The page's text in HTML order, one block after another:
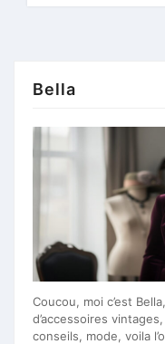
Bella
Coucou, moi c’est
d’accessoires
conseils, mode, voila